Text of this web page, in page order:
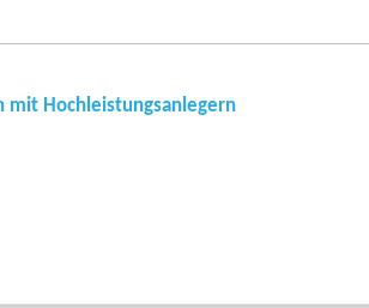
mit Hochleistungsanlegern